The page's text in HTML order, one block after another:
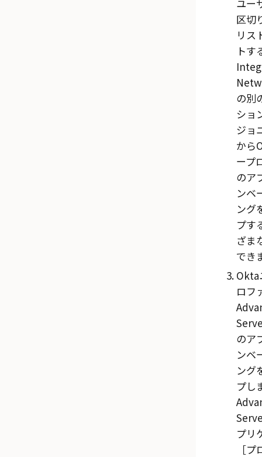
ユー
区切
リス
トす
の別
ショ
ジョ
から
ープ
のア
ンベ
ング
プす
ざま
でき
Okta
ロフ
のア
ンベ
ング
プし
プリ
［